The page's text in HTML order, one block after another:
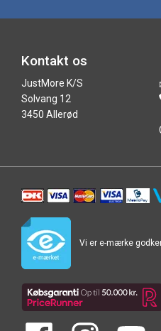
Kontakt os
JustMore K/S
Solvang 12
3450 Allerød
Vi er e-mærke